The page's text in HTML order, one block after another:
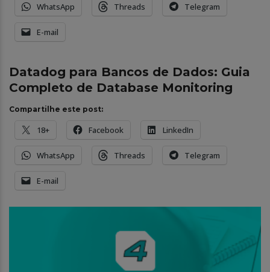
WhatsApp Threads Telegram
E-mail
Banco de Dados
Datadog para Bancos de Dados: Guia
Completo de Database Monitoring
Compartilhe este post:
18+ Facebook LinkedIn
WhatsApp Threads Telegram
E-mail